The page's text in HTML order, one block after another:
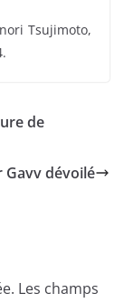
Tsujimoto,
de
Gavv dévoilé
Les champs